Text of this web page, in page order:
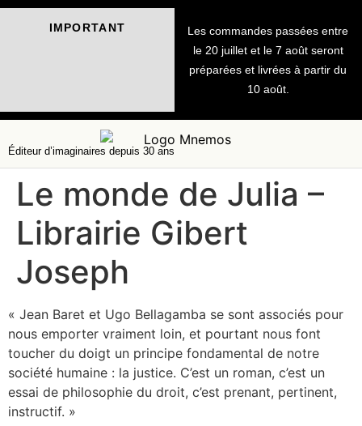
IMPORTANT
Les commandes passées entre
le 20 juillet et le 7 août seront
préparées et livrées à partir du
10 août.
Éditeur d’imaginaires depuis 30 ans
Le monde de Julia –
Librairie Gibert
Joseph
« Jean Baret et Ugo Bellagamba se sont associés pour
nous emporter vraiment loin, et pourtant nous font
toucher du doigt un principe fondamental de notre
société humaine : la justice. C’est un roman, c’est un
essai de philosophie du droit, c’est prenant, pertinent,
instructif. »